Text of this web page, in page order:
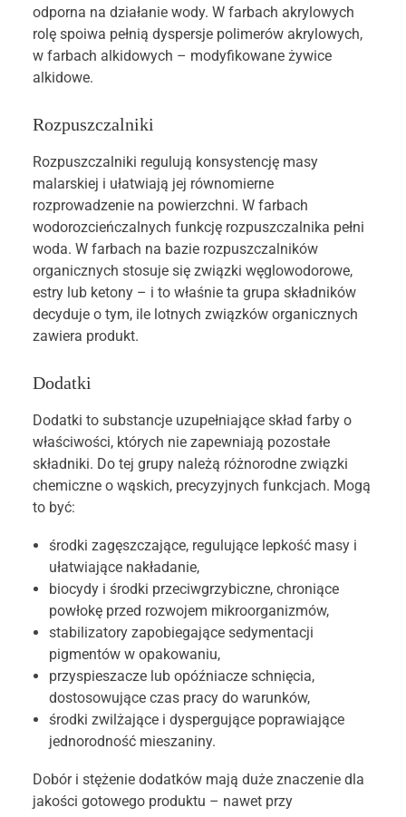
odporna na działanie wody. W farbach akrylowych
rolę spoiwa pełnią dyspersje polimerów akrylowych,
w farbach alkidowych – modyfikowane żywice
alkidowe.
Rozpuszczalniki
Rozpuszczalniki regulują konsystencję masy
malarskiej i ułatwiają jej równomierne
rozprowadzenie na powierzchni. W farbach
wodorozcieńczalnych funkcję rozpuszczalnika pełni
woda. W farbach na bazie rozpuszczalników
organicznych stosuje się związki węglowodorowe,
estry lub ketony – i to właśnie ta grupa składników
decyduje o tym, ile lotnych związków organicznych
zawiera produkt.
Dodatki
Dodatki to substancje uzupełniające skład farby o
właściwości, których nie zapewniają pozostałe
składniki. Do tej grupy należą różnorodne związki
chemiczne o wąskich, precyzyjnych funkcjach. Mogą
to być:
środki zagęszczające, regulujące lepkość masy i
ułatwiające nakładanie,
biocydy i środki przeciwgrzybiczne, chroniące
powłokę przed rozwojem mikroorganizmów,
stabilizatory zapobiegające sedymentacji
pigmentów w opakowaniu,
przyspieszacze lub opóźniacze schnięcia,
dostosowujące czas pracy do warunków,
środki zwilżające i dyspergujące poprawiające
jednorodność mieszaniny.
Dobór i stężenie dodatków mają duże znaczenie dla
jakości gotowego produktu – nawet przy